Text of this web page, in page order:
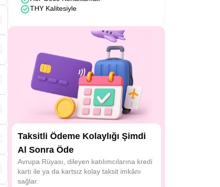
THY Kalitesiyle
Taksitli Ödeme Kolaylığı Şimdi
Al Sonra Öde
Avrupa Rüyası, dileyen katılımcılarına kredi
kartı ile ya da kartsız kolay taksit imkânı
sağlar.